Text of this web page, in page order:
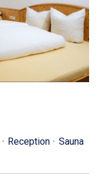
Reception
Sauna